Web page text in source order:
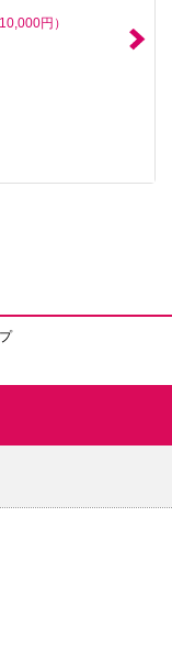
円）